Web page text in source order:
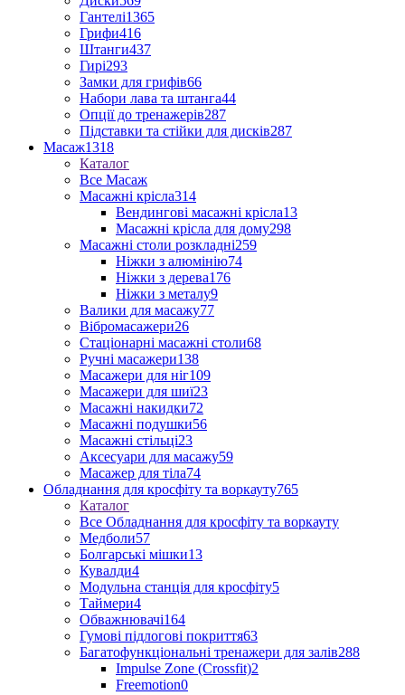
Гантелі1365
Грифи416
Штанги437
Гирі293
Замки для грифів66
Набори лава та штанга44
Опції до тренажерів287
Підставки та стійки для дисків287
Масаж1318
Каталог
Все Масаж
Масажні крісла314
Вендингові масажні крісла13
Масажні крісла для дому298
Масажні столи розкладні259
Ніжки з алюмінію74
Ніжки з дерева176
Ніжки з металу9
Валики для масажу77
Вібромасажери26
Стаціонарні масажні столи68
Ручні масажери138
Масажери для ніг109
Масажери для шиї23
Масажні накидки72
Масажні подушки56
Масажні стільці23
Аксесуари для масажу59
Масажер для тіла74
Обладнання для кросфіту та воркауту765
Каталог
Все Обладнання для кросфіту та воркауту
Медболи57
Болгарські мішки13
Кувалди4
Модульна станція для кросфіту5
Таймери4
Обважнювачі164
Гумові підлогові покриття63
Багатофункціональні тренажери для залів288
Impulse Zone (Crossfit)2
Freemotion0